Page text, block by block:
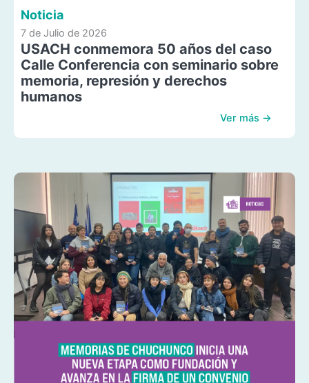
Noticia
7 de Julio de 2026
USACH conmemora 50 años del caso
Calle Conferencia con seminario sobre
memoria, represión y derechos
humanos
Ver más →